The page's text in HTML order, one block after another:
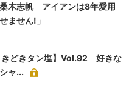
桑木志帆 アイアンは8年愛用
ません!」
きどきタン塩】Vol.92 好きな
ャ...